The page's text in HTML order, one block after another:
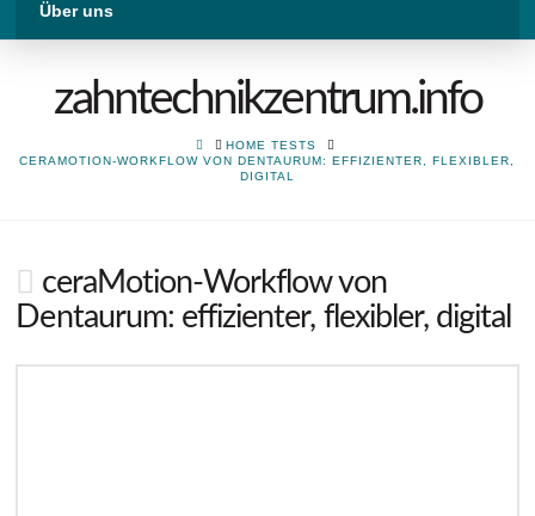
Über uns
zahntechnikzentrum.info
HOMEHOME TESTS
CERAMOTION-WORKFLOW VON DENTAURUM: EFFIZIENTER, FLEXIBLER,
DIGITAL
ceraMotion-Workflow von
Dentaurum: effizienter, flexibler, digital